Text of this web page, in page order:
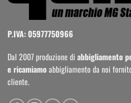
P.IVA: 05977750966
Dal 2007 produzione di abbigliamento
e ricamiamo abbigliamento da noi
cliente.